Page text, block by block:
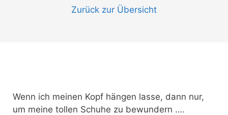
Zurück zur Übersicht
Wenn ich meinen Kopf hängen lasse, dann nur,
um meine tollen Schuhe zu bewundern ….